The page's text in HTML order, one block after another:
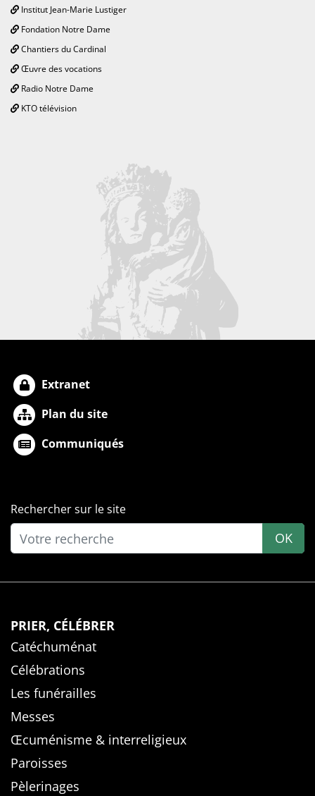
Institut Jean-Marie Lustiger
Fondation Notre Dame
Chantiers du Cardinal
Œuvre des vocations
Radio Notre Dame
KTO télévision
Extranet
Plan du site
Communiqués
Rechercher sur le site
OK
PRIER, CÉLÉBRER
Catéchuménat
Célébrations
Les funérailles
Messes
Œcuménisme & interreligieux
Paroisses
Pèlerinages